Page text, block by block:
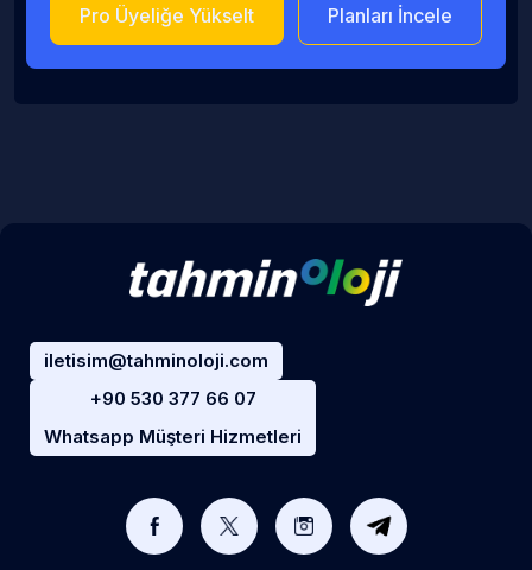
Pro Üyeliğe Yükselt Planları İncele
iletisim@tahminoloji.com
+90 530 377 66 07
Whatsapp Müşteri Hizmetleri